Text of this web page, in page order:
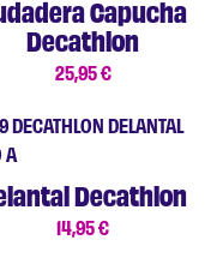
Capucha
Decathlon
25,95 €
Decathlon
14,95 €